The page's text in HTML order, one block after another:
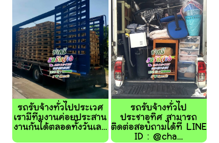
รถรับจ้างทั่วไปประเวศ
เรามีทีมงานค่อยประสาน
งานกันได้ตลอดทั้งวันเล...
รถรับจ้างทั่วไป
ประชาอุทิศ สามารถ
ติดต่อสอบถามได้ที่ LINE
ID : @cha...